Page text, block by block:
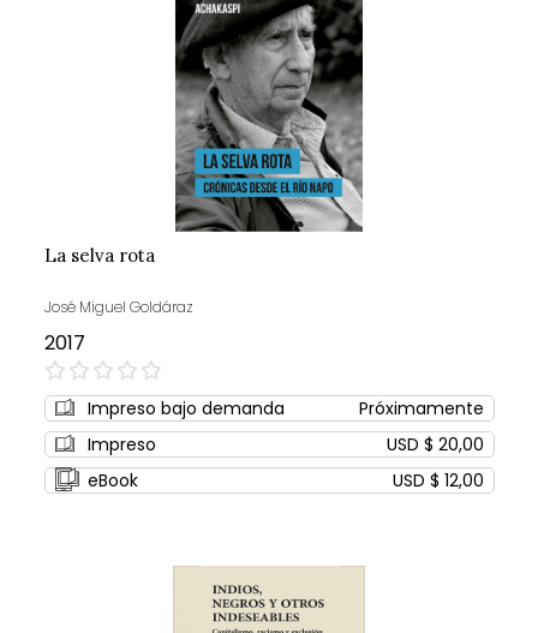
La selva rota
José Miguel Goldáraz
2017
0%
Impreso bajo demanda
Próximamente
Impreso
USD $ 20,00
eBook
USD $ 12,00